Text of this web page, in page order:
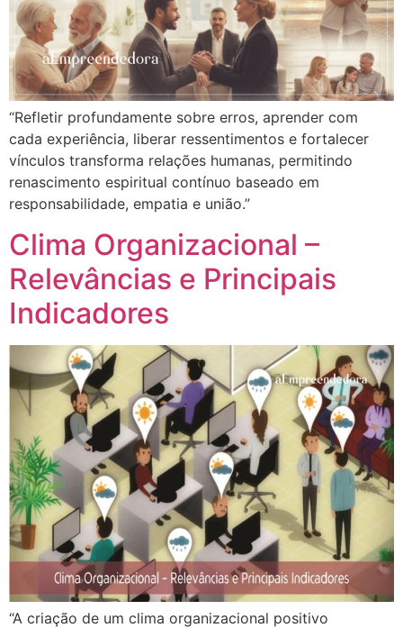
“Refletir profundamente sobre erros, aprender com
cada experiência, liberar ressentimentos e fortalecer
vínculos transforma relações humanas, permitindo
renascimento espiritual contínuo baseado em
responsabilidade, empatia e união.”
Clima Organizacional –
Relevâncias e Principais
Indicadores
“A criação de um clima organizacional positivo